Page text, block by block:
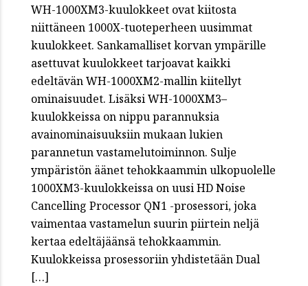
WH-1000XM3-kuulokkeet ovat kiitosta
niittäneen 1000X-tuoteperheen uusimmat
kuulokkeet. Sankamalliset korvan ympärille
asettuvat kuulokkeet tarjoavat kaikki
edeltävän WH-1000XM2-mallin kiitellyt
ominaisuudet. Lisäksi WH-1000XM3–
kuulokkeissa on nippu parannuksia
avainominaisuuksiin mukaan lukien
parannetun vastamelutoiminnon. Sulje
ympäristön äänet tehokkaammin ulkopuolelle
1000XM3-kuulokkeissa on uusi HD Noise
Cancelling Processor QN1 -prosessori, joka
vaimentaa vastamelun suurin piirtein neljä
kertaa edeltäjäänsä tehokkaammin.
Kuulokkeissa prosessoriin yhdistetään Dual
[…]